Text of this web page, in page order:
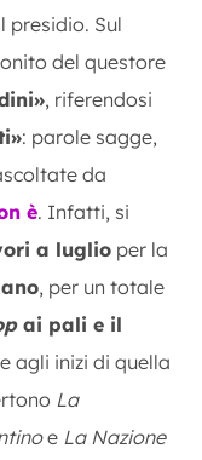
presidio. Sul
del questore
, riferendosi
: parole sagge,
da
è. Infatti, si
a luglio per la
, per un totale
ai pali e il
agli inizi di quella
La
e La Nazione